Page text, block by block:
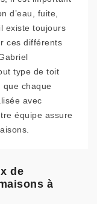
d’eau, fuite,
existe toujours
ces différents
type de toit
chaque
avec
équipe assure
de
à